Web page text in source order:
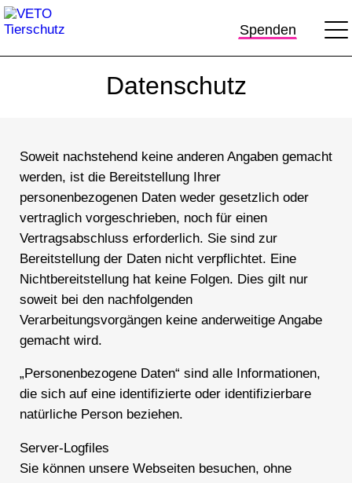
Spenden
Datenschutz
Soweit nachstehend keine anderen Angaben gemacht
werden, ist die Bereitstellung Ihrer
personenbezogenen Daten weder gesetzlich oder
vertraglich vorgeschrieben, noch für einen
Vertragsabschluss erforderlich. Sie sind zur
Bereitstellung der Daten nicht verpflichtet. Eine
Nichtbereitstellung hat keine Folgen. Dies gilt nur
soweit bei den nachfolgenden
Verarbeitungsvorgängen keine anderweitige Angabe
gemacht wird.
„Personenbezogene Daten“ sind alle Informationen,
die sich auf eine identifizierte oder identifizierbare
natürliche Person beziehen.
Server-Logfiles
Sie können unsere Webseiten besuchen, ohne